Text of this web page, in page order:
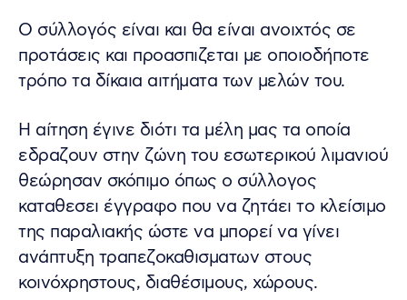
Ο σύλλογός είναι και θα είναι ανοιχτός σε
προτάσεις και προασπιζεται με οποιοδήποτε
τρόπο τα δίκαια αιτήματα των μελών του.
Η αίτηση έγινε διότι τα μέλη μας τα οποία
εδραζουν στην ζώνη του εσωτερικού λιμανιού
θεώρησαν σκόπιμο όπως ο σύλλογος
καταθεσει έγγραφο που να ζητάει το κλείσιμο
της παραλιακής ώστε να μπορεί να γίνει
ανάπτυξη τραπεζοκαθισματων στους
κοινόχρηστους, διαθέσιμους, χώρους.